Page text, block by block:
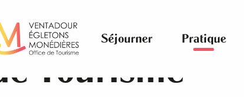
Séjourner Pratique
Tourisme